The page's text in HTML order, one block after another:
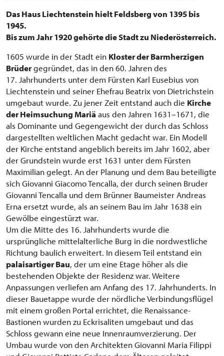
Das Haus Liechtenstein hielt Feldsberg von 1395 bis
1945.
Bis zum Jahr 1920 gehörte die Stadt zu Niederösterreich.
1605 wurde in der Stadt ein Kloster der Barmherzigen
Brüdergegründet, das in den 60. Jahren des
17. Jahrhunderts unter dem Fürsten Karl Eusebius von
Liechtenstein und seiner Ehefrau Beatrix von Dietrichstein
umgebaut wurde. Zu jener Zeit entstand auch die Kirche
der Heimsuchung Mariä aus den Jahren 1631–1671, die
als Dominante und Gegengewicht der durch das Schloss
dargestellten weltlichen Macht gedacht war. Ein Modell
der Kirche entstand angeblich bereits im Jahr 1602, aber
der Grundstein wurde erst 1631 unter dem Fürsten
Maximilian gelegt. An der Planung und dem Bau beteiligte
sich Giovanni Giacomo Tencalla, der durch seinen Bruder
Giovanni Tencalla und dem Brünner Baumeister Andreas
Erna ersetzt wurde, als an seinem Bau im Jahr 1638 ein
Gewölbe eingestürzt war.
Um die Mitte des 16. Jahrhunderts wurde die
ursprüngliche mittelalterliche Burg in die nordwestliche
Richtung baulich erweitert. In diesem Teil entstand ein
palaisartiger Bau, der um eine Etage höher als die
bestehenden Objekte der Residenz war. Weitere
Anpassungen verliefen am Anfang des 17. Jahrhunderts. In
dieser Bauetappe wurde der nördliche Verbindungsflügel
mit einem großen Portal errichtet, die Renaissance-
Bastionen wurden zu Eckrisaliten umgebaut und das
Schloss gewann eine neue Innenraumverzierung. Der
Umbau wurde von den Architekten Giovanni Maria Filippi